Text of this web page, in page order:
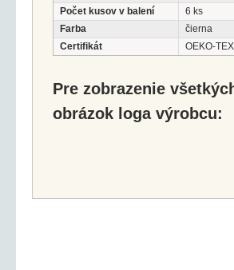
Počet kusov v balení
6 ks
Farba
čierna
Certifikát
OEKO-
Pre zobrazenie
obrázok loga výrobcu: